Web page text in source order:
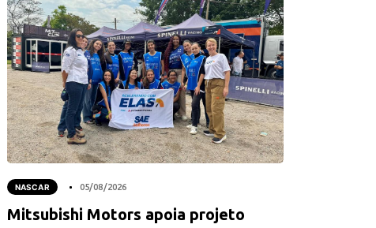
NASCAR 05/08/2026
Mitsubishi Motors apoia projeto